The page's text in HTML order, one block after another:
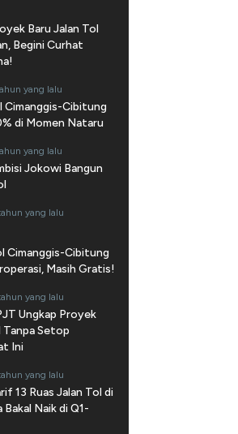
Baru Jalan Tol
Begini Curhat
yang lalu
Cimanggis-Cibitung
di Momen Nataru
yang lalu
Jokowi Bangun
yang lalu
Cimanggis-Cibitung
Masih Gratis!
yang lalu
Ungkap Proyek
Tanpa Setop
Ini
yang lalu
13 Ruas Jalan Tol di
Bakal Naik di Q1-